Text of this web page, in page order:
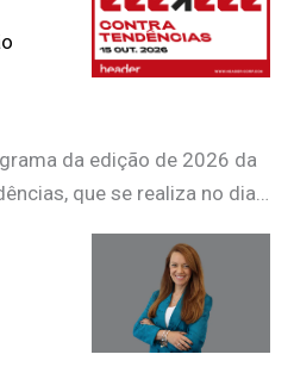
da edição de 2026 da
que se realiza no dia…